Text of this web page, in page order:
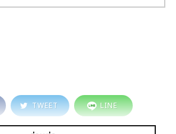
TWEET LINE